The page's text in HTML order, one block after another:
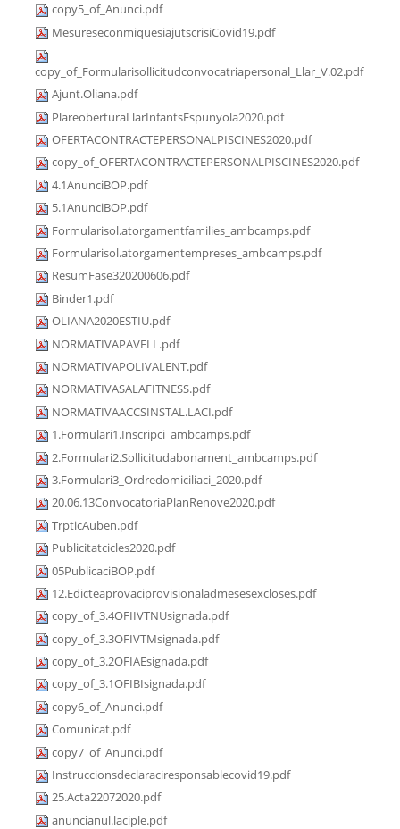
copy5_of_Anunci.pdf
MesureseconmiquesiajutscrisiCovid19.pdf
copy_of_Formularisollicitudconvocatriapersonal_Llar_V.02.pdf
Ajunt.Oliana.pdf
PlareoberturaLlarInfantsEspunyola2020.pdf
OFERTACONTRACTEPERSONALPISCINES2020.pdf
copy_of_OFERTACONTRACTEPERSONALPISCINES2020.pdf
4.1AnunciBOP.pdf
5.1AnunciBOP.pdf
Formularisol.atorgamentfamilies_ambcamps.pdf
Formularisol.atorgamentempreses_ambcamps.pdf
ResumFase320200606.pdf
Binder1.pdf
OLIANA2020ESTIU.pdf
NORMATIVAPAVELL.pdf
NORMATIVAPOLIVALENT.pdf
NORMATIVASALAFITNESS.pdf
NORMATIVAACCSINSTAL.LACI.pdf
1.Formulari1.Inscripci_ambcamps.pdf
2.Formulari2.Sollicitudabonament_ambcamps.pdf
3.Formulari3_Ordredomiciliaci_2020.pdf
20.06.13ConvocatoriaPlanRenove2020.pdf
TrpticAuben.pdf
Publicitatcicles2020.pdf
05PublicaciBOP.pdf
12.Edicteaprovaciprovisionaladmesesexcloses.pdf
copy_of_3.4OFIIVTNUsignada.pdf
copy_of_3.3OFIVTMsignada.pdf
copy_of_3.2OFIAEsignada.pdf
copy_of_3.1OFIBIsignada.pdf
copy6_of_Anunci.pdf
Comunicat.pdf
copy7_of_Anunci.pdf
Instruccionsdeclaraciresponsablecovid19.pdf
25.Acta22072020.pdf
anuncianul.laciple.pdf